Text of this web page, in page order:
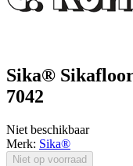
Sika®
7042
Niet beschikbaar
Merk: Sika®
Niet op voorraad